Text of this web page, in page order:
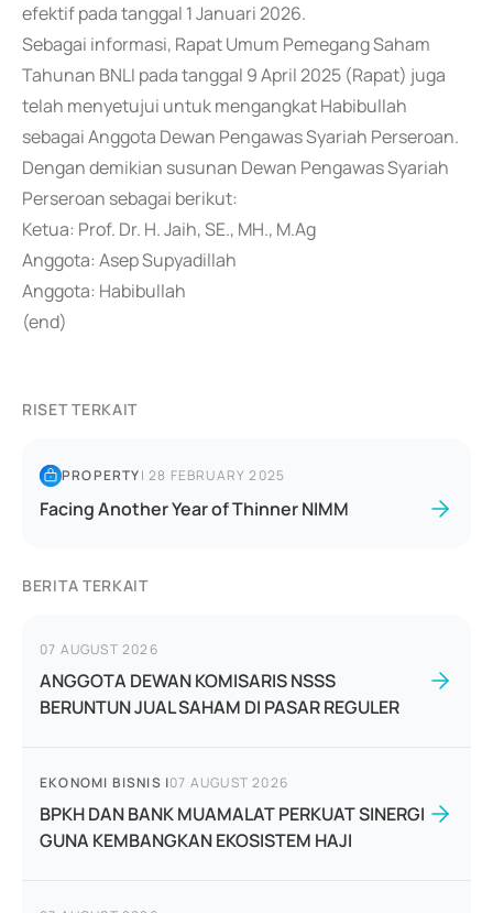
efektif pada tanggal 1 Januari 2026.
Sebagai informasi, Rapat Umum Pemegang Saham
Tahunan BNLI pada tanggal 9 April 2025 (Rapat) juga
telah menyetujui untuk mengangkat Habibullah
sebagai Anggota Dewan Pengawas Syariah Perseroan.
Dengan demikian susunan Dewan Pengawas Syariah
Perseroan sebagai berikut:
Ketua: Prof. Dr. H. Jaih, SE., MH., M.Ag
Anggota: Asep Supyadillah
Anggota: Habibullah
(end)
RISET TERKAIT
PROPERTY|28 FEBRUARY 2025
Facing Another Year of Thinner NIMM
BERITA TERKAIT
07 AUGUST 2026
ANGGOTA DEWAN KOMISARIS NSSS
BERUNTUN JUAL SAHAM DI PASAR REGULER
EKONOMI BISNIS |07 AUGUST 2026
BPKH DAN BANK MUAMALAT PERKUAT SINERGI
GUNA KEMBANGKAN EKOSISTEM HAJI